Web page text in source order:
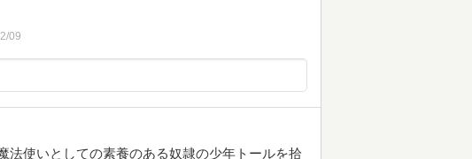
09
法使いとしての素養のある奴隷の少年トールを拾